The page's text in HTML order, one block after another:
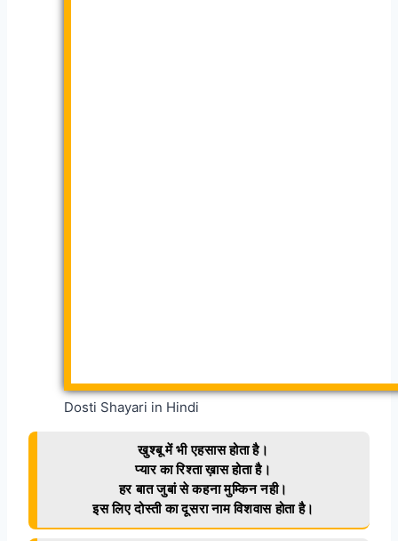
Dosti Shayari in Hindi
खुश्बू में भी एहसास होता है।
प्यार का रिश्ता ख़ास होता है।
हर बात जुबां से कहना मुम्किन नही।
इस लिए दोस्ती का दूसरा नाम विशवास होता है।